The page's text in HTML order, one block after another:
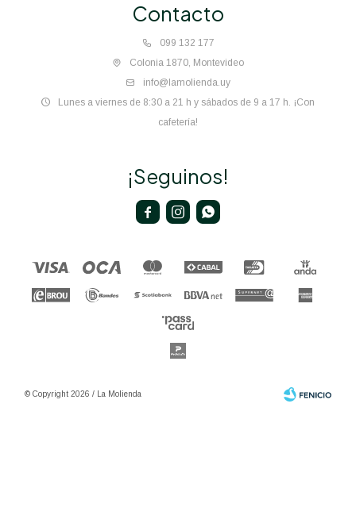
Contacto
099 132 177
Colonia 1870, Montevideo
info@lamolienda.uy
Lunes a viernes de 8:30 a 21 h y sábados de 9 a 17 h. ¡Con
cafetería!
¡Seguinos!
  
© Copyright 2026 / La Molienda